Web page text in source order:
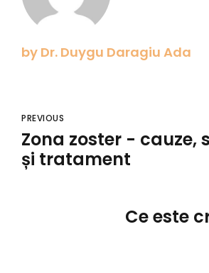
by Dr. Duygu Daragiu Ada
PREVIOUS
Zona zoster - cauze,
și tratament
Ce este